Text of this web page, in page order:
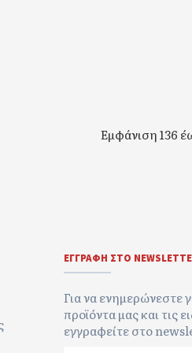
Εμφάνιση 136
ΕΓΓΡΑΦΉ ΣΤΟ
Για να ενημερώνεστε
προϊόντα μας και τις
εγγραφείτε στο